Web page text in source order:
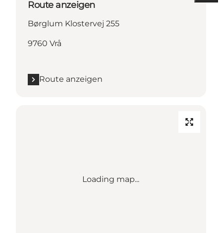
Route anzeigen
Børglum Klostervej 255
9760 Vrå
Route anzeigen
Loading map...